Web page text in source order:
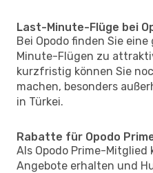
Last-Minute-Flüge bei
Bei Opodo finden Sie
Minute-Flügen zu
kurzfristig können Sie
machen, besonders
in Türkei.
Rabatte für Opodo
Als Opodo Prime-Mitglied
Angebote erhalten und